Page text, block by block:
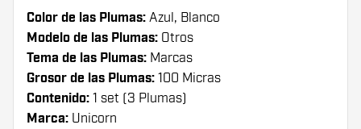
Color de las Plumas: Azul, Blanco
Modelo de las Plumas: Otros
Tema de las Plumas: Marcas
Grosor de las Plumas: 100 Micras
Contenido: 1 set (3 Plumas)
Marca: Unicorn